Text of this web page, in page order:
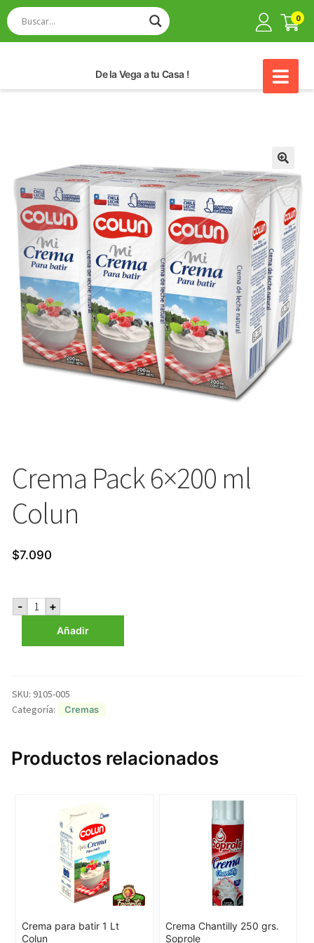
0
De la Vega a tu Casa !
Crema Pack 6×200 ml
Colun
$7.090
- Crema
Pack
Colun
+
Añadir
SKU: 9105-005
Categoría:
Cremas
Productos relacionados
Crema para batir 1 Lt
Colun
Crema Chantilly 250 grs.
Soprole